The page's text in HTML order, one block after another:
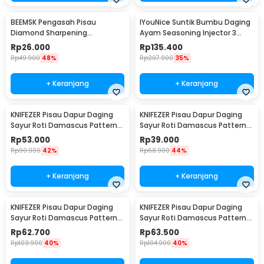
BEEMSK Pengasah Pisau
Diamond Sharpening
Wetstone 3 Stages - BM301
Rp26.000
Rp49.900 48%
+ Keranjang
IYouNice Suntik Bumbu Daging
Ayam Seasoning Injector 3
Needles 2OZ - IY1819
Rp135.400
Rp207.900 35%
+ Keranjang
KNIFEZER Pisau Dapur Daging
Sayur Roti Damascus Pattern
Stainless 8 Inch Chef Knife
Rp53.000
Rp90.900 42%
+ Keranjang
KNIFEZER Pisau Dapur Daging
Sayur Roti Damascus Pattern
Stainless 5 Inch Slicing Knife
Rp39.000
Rp68.900 44%
+ Keranjang
KNIFEZER Pisau Dapur Daging
Sayur Roti Damascus Pattern
Stainless 8 Inch Bread Knife
Rp62.700
Rp103.900 40%
KNIFEZER Pisau Dapur Daging
Sayur Roti Damascus Pattern
Stainless 7 Inch Santoku Knife
Rp63.500
Rp104.900 40%